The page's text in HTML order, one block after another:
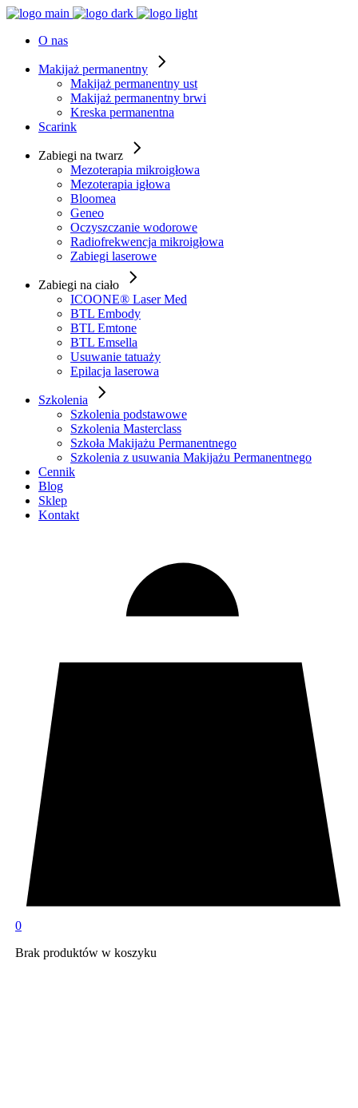
O nas
Makijaż permanentny
Makijaż permanentny ust
Makijaż permanentny brwi
Kreska permanentna
Scarink
Zabiegi na twarz
Mezoterapia mikroigłowa
Mezoterapia igłowa
Bloomea
Geneo
Oczyszczanie wodorowe
Radiofrekwencja mikroigłowa
Zabiegi laserowe
Zabiegi na ciało
ICOONE® Laser Med
BTL Embody
BTL Emtone
BTL Emsella
Usuwanie tatuaży
Epilacja laserowa
Szkolenia
Szkolenia podstawowe
Szkolenia Masterclass
Szkoła Makijażu Permanentnego
Szkolenia z usuwania Makijażu Permanentnego
Cennik
Blog
Sklep
Kontakt
0
Brak produktów w koszyku